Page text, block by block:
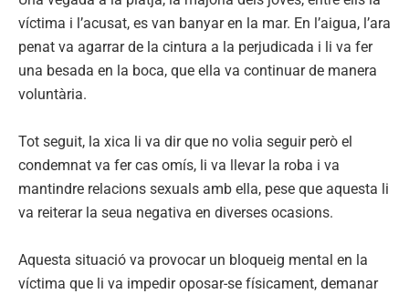
víctima i l’acusat, es van banyar en la mar. En l’aigua, l’ara
penat va agarrar de la cintura a la perjudicada i li va fer
una besada en la boca, que ella va continuar de manera
voluntària.
Tot seguit, la xica li va dir que no volia seguir però el
condemnat va fer cas omís, li va llevar la roba i va
mantindre relacions sexuals amb ella, pese que aquesta li
va reiterar la seua negativa en diverses ocasions.
Aquesta situació va provocar un bloqueig mental en la
víctima que li va impedir oposar-se físicament, demanar